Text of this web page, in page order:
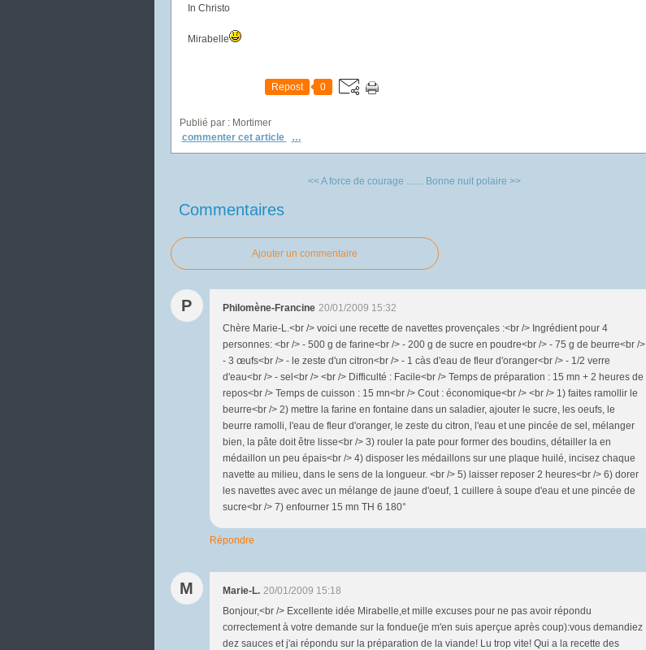
In Christo
Mirabelle
Repost 0
Publié par : Mortimer
commenter cet article
…
<< A force de courage ....... Bonne nuit polaire >>
Commentaires
Ajouter un commentaire
P Philomène-Francine 20/01/2009 15:32
Chère Marie-L.<br /> voici une recette de navettes provençales :<br /> Ingrédient pour 4
personnes: <br /> - 500 g de farine<br /> - 200 g de sucre en poudre<br /> - 75 g de beurre<br />
- 3 œufs<br /> - le zeste d'un citron<br /> - 1 càs d'eau de fleur d'oranger<br /> - 1/2 verre
d'eau<br /> - sel<br /> <br /> Difficulté : Facile<br /> Temps de préparation : 15 mn + 2 heures de
repos<br /> Temps de cuisson : 15 mn<br /> Cout : économique<br /> <br /> 1) faites ramollir le
beurre<br /> 2) mettre la farine en fontaine dans un saladier, ajouter le sucre, les oeufs, le
beurre ramolli, l'eau de fleur d'oranger, le zeste du citron, l'eau et une pincée de sel, mélanger
bien, la pâte doit être lisse<br /> 3) rouler la pate pour former des boudins, détailler la en
médaillon un peu épais<br /> 4) disposer les médaillons sur une plaque huilé, incisez chaque
navette au milieu, dans le sens de la longueur. <br /> 5) laisser reposer 2 heures<br /> 6) dorer
les navettes avec avec un mélange de jaune d'oeuf, 1 cuillere à soupe d'eau et une pincée de
sucre<br /> 7) enfourner 15 mn TH 6 180°
Répondre
M Marie-L. 20/01/2009 15:18
Bonjour,<br /> Excellente idée Mirabelle,et mille excuses pour ne pas avoir répondu
correctement à votre demande sur la fondue(je m'en suis aperçue après coup):vous demandiez
dez sauces et j'ai répondu sur la préparation de la viande! Lu trop vite! Qui a la recette des